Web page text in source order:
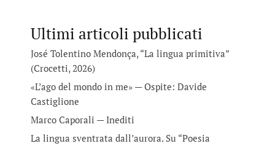
Ultimi articoli pubblicati
José Tolentino Mendonça, “La lingua primitiva”
(Crocetti, 2026)
«L’ago del mondo in me» — Ospite: Davide
Castiglione
Marco Caporali — Inediti
La lingua sventrata dall’aurora. Su “Poesia